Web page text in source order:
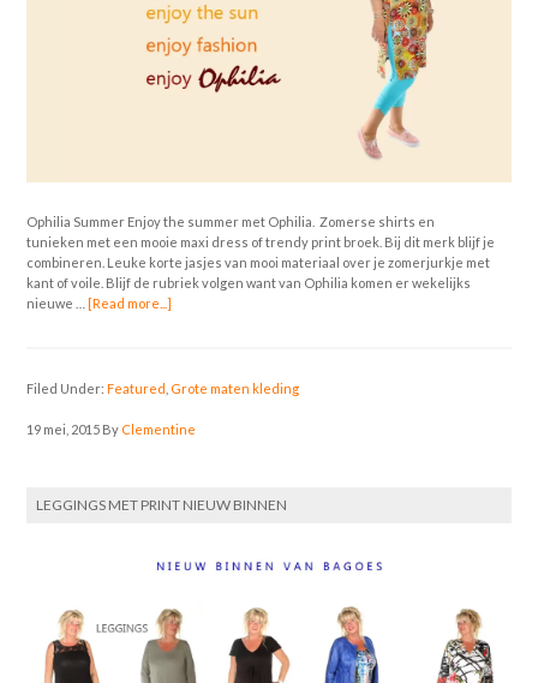
Ophilia Summer Enjoy the summer met Ophilia. Zomerse shirts en
tunieken met een mooie maxi dress of trendy print broek. Bij dit merk blijf je
combineren. Leuke korte jasjes van mooi materiaal over je zomerjurkje met
kant of voile. Blijf de rubriek volgen want van Ophilia komen er wekelijks
nieuwe …[Read more...]
Filed Under:Featured Grote maten kleding
19 mei, 2015 By Clementine
LEGGINGS MET PRINT NIEUW BINNEN